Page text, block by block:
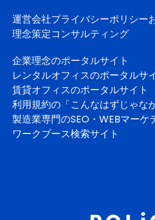
運営会社プライバシーポリシー
理念策定コンサルティング
企業理念のポータルサイト
レンタルオフィスのポータルサ
賃貸オフィスのポータルサイト
利用規約の「こんなはずじゃな
製造業専門のSEO・WEBマーケ
ワークブース検索サイト